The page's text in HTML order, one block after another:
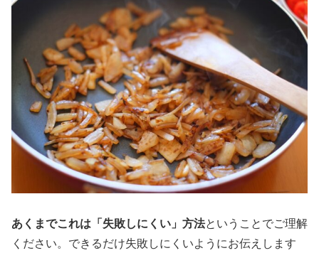
あくまでこれは「失敗しにくい」方法ということでご理解
ください。できるだけ失敗しにくいようにお伝えします